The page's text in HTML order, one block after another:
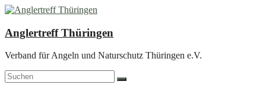
Zum
springen
Anglertreff Thüringen
Verband für Angeln und Naturschutz Thüringen e.V.